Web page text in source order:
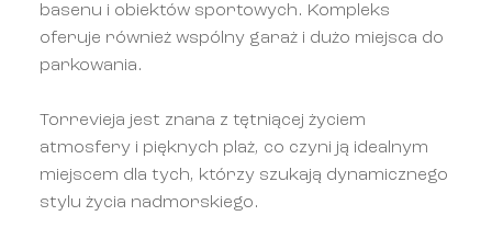
basenu i obiektów sportowych. Kompleks
oferuje również wspólny garaż i dużo miejsca do
parkowania.
Torrevieja jest znana z tętniącej życiem
atmosfery i pięknych plaż, co czyni ją idealnym
miejscem dla tych, którzy szukają dynamicznego
stylu życia nadmorskiego.